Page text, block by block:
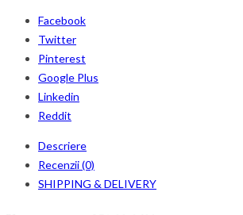
Facebook
Twitter
Pinterest
Google Plus
Linkedin
Reddit
Descriere
Recenzii (0)
SHIPPING & DELIVERY